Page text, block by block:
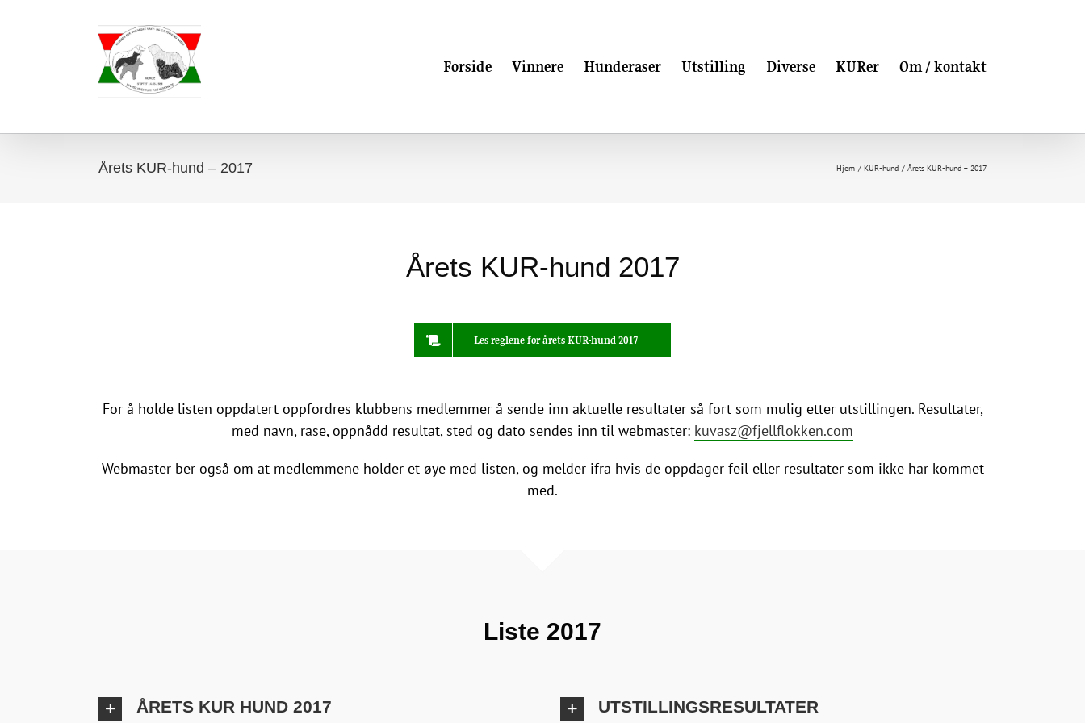
Forside Vinnere Hunderaser Utstilling Diverse KURer Om / kontakt
Årets KUR-hund – 2017 Hjem KUR-hund Årets KUR-hund – 2017
Årets KUR-hund 2017
Les reglene for årets KUR-hund 2017
For å holde listen oppdatert oppfordres klubbens medlemmer å sende inn aktuelle resultater så fort som mulig etter utstillingen. Resultater,
med navn, rase, oppnådd resultat, sted og dato sendes inn til webmaster: kuvasz@fjellflokken.com
Webmaster ber også om at medlemmene holder et øye med listen, og melder ifra hvis de oppdager feil eller resultater som ikke har kommet
med.
Liste 2017
ÅRETS KUR HUND 2017 UTSTILLINGSRESULTATER